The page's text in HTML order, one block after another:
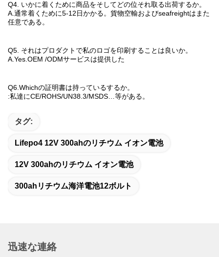
Q4. いかに着くために商品をそしてどの位それ取る出荷するか。
A.通常着くために5-12日かかる。貨物空輸およびseafreightはまた
任意である。
Q5. それはプロダクトで私のロゴを印刷することは良いか。
A.Yes.OEM /ODMサービスは提供した
Q6.Whichの証明書は持っているするか。
:私達にCE/ROHS/UN38.3/MSDS…等がある。
タグ:
Lifepo4 12V 300ahのリチウム イオン電池
12V 300ahのリチウム イオン電池
300ahリチウム海洋電池12ボルト
迅速な連絡